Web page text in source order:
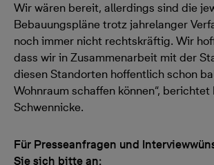
Wir wären bereit, allerdings sind die
Bebauungspläne trotz jahrelanger
noch immer nicht rechtskräftig. Wir
dass wir in Zusammenarbeit mit der
diesen Standorten hoffentlich schon
Wohnraum schaffen können“, berichtet
Schwennicke.
Für Presseanfragen und
Sie sich bitte an: